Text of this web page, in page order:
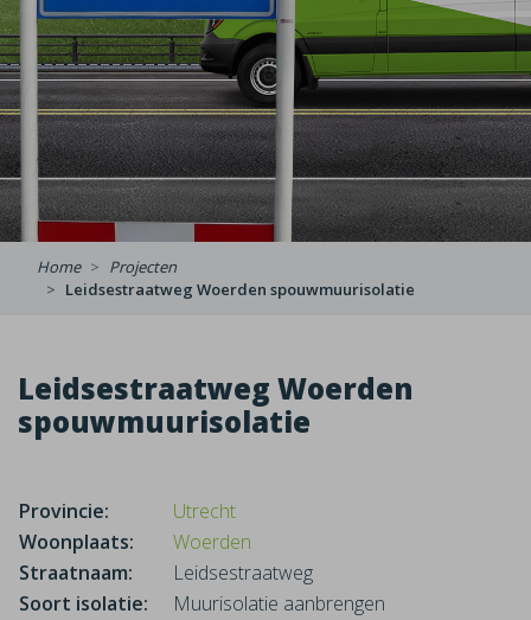
Home
Projecten
Leidsestraatweg Woerden spouwmuurisolatie
Leidsestraatweg Woerden
spouwmuurisolatie
Provincie:
Utrecht
Woonplaats:
Woerden
Straatnaam:
Leidsestraatweg
Soort isolatie:
Muurisolatie aanbrengen